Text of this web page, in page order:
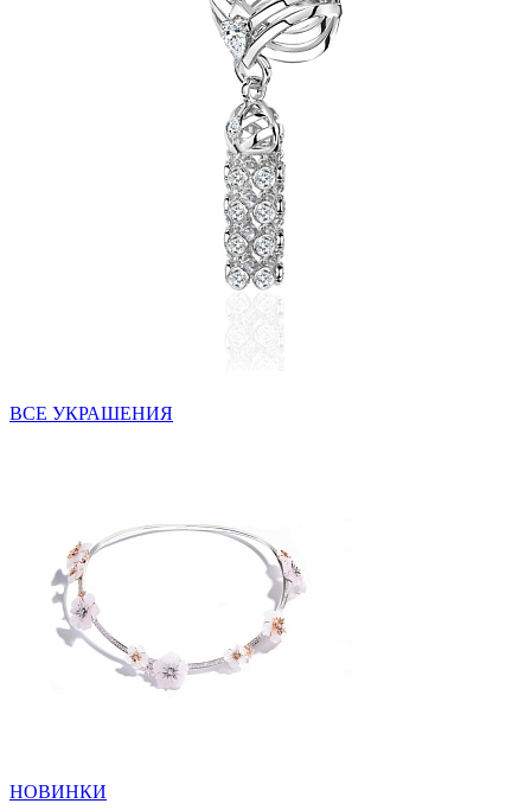
ВСЕ УКРАШЕНИЯ
НОВИНКИ